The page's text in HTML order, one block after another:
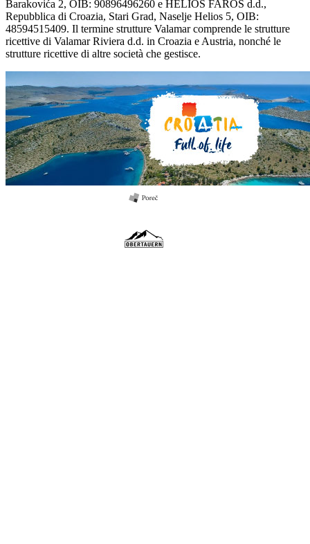
Barakovića 2, OIB: 90896496260 e HELIOS FAROS d.d.,
Repubblica di Croazia, Stari Grad, Naselje Helios 5, OIB:
48594515409. Il termine strutture Valamar comprende le strutture
ricettive di Valamar Riviera d.d. in Croazia e Austria, nonché le
strutture ricettive di altre società che gestisce.